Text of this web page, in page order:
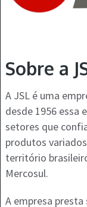
Sobre a
A JSL é uma
desde 1956 essa
setores que
produtos
território
Mercosul.
A empresa